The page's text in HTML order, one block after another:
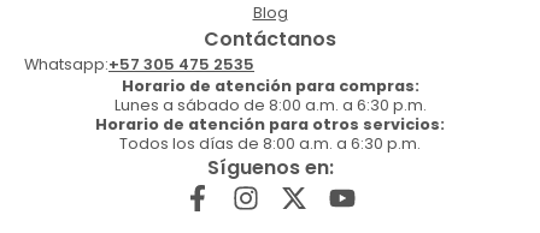
Blog
Contáctanos
Whatsapp:+57 305 475 2535
Horario de atención para compras:
Lunes a sábado de 8:00 a.m. a 6:30 p.m.
Horario de atención para otros servicios:
Todos los días de 8:00 a.m. a 6:30 p.m.
Síguenos en: